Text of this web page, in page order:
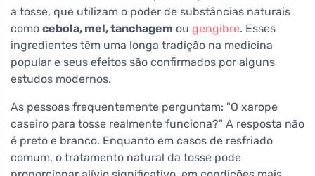
a tosse, que utilizam o poder de substâncias naturais
como cebola, mel, tanchagem ou gengibre. Esses
ingredientes têm uma longa tradição na medicina
popular e seus efeitos são confirmados por alguns
estudos modernos.
As pessoas frequentemente perguntam: "O xarope
caseiro para tosse realmente funciona?" A resposta não
é preto e branco. Enquanto em casos de resfriado
comum, o tratamento natural da tosse pode